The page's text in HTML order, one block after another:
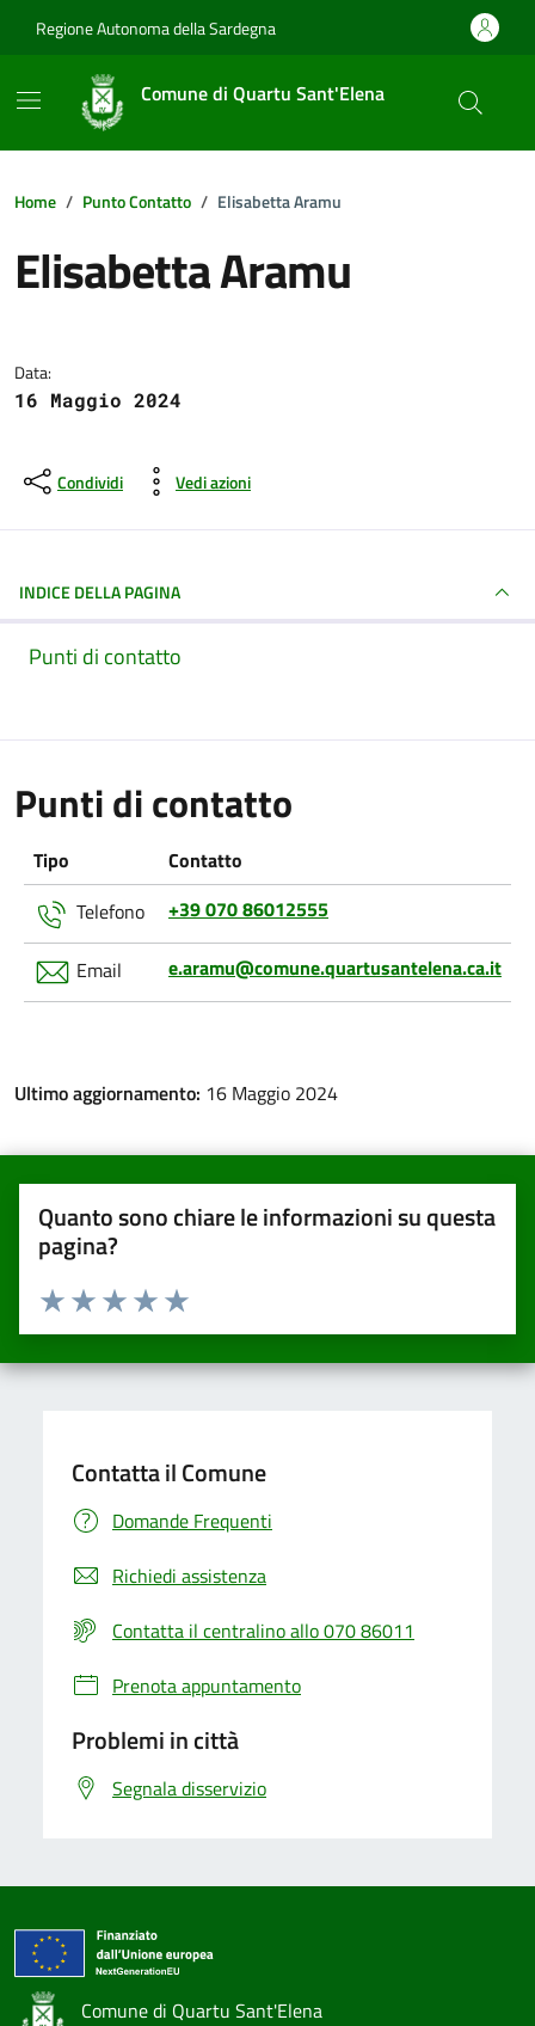
Regione Autonoma della Sardegna
Comune di Quartu Sant'Elena
Home Punto Contatto Elisabetta Aramu
Elisabetta Aramu
Data:
16 Maggio 2024
Condividi Vedi azioni
INDICE DELLA PAGINA
Punti di contatto
Punti di contatto
Tipo
Contatto
Telefono
+39 070 86012555
Email e.aramu@comune.quartusantelena.ca.it
Ultimo aggiornamento: 16 Maggio 2024
Quanto sono chiare le informazioni su questa
pagina?
Valuta da 1 a 5 stelle la pagina
Valuta 5 stelle su 5
Valuta 4 stelle su 5
Valuta 3 stelle su 5
Valuta 2 stelle su 5
Valuta una stella su 5
Contatta il Comune
Domande Frequenti
Richiedi assistenza
Contatta il centralino allo 070 86011
Prenota appuntamento
Problemi in città
Segnala disservizio
Comune di Quartu Sant'Elena